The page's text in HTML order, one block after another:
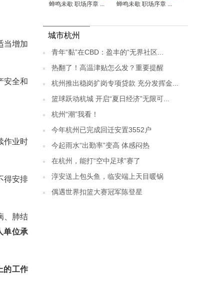
当增加
安全和
作业时
得安排
、肺结
单位承
的工作
蝉鸣未歇 职场序章 ... 蝉鸣未歇 职场序章 ...
城市杭州
青年“黏”在CBD：盈丰的“无界社区...
热翻了！高温津贴怎么发？重要提醒
杭州推出稳岗扩岗专项贷款 充分发挥金...
篮球跃动杭城 开启“夏日经济”无限可...
杭州“潮”我看！
今年杭州已完成回迁安置3552户
今起雨水“出勤率”变高 体感闷热
在杭州，能打“空中足球”赛了
淳安送上包头鱼，临安端上天目暖锅
偶遇世界扣篮大赛冠军陈登星